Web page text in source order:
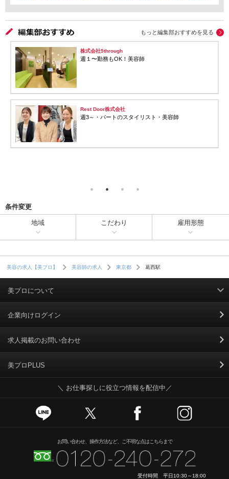
か？
もっと編集部おすすめを見る
株式会社5through
週１〜勤務もOK！美容師
Rest Door株式会社
週3～・パートのスタイリスト・美容師
条件変更
地域 こだわり 雇用形態
美容の求人【美プロ】 美容師の求人 東京都 葛西駅
美プロについて
利用規約
掲載規約
個人情報保護ポリシー
個人情報のお取り扱いについて
Cookieポリシー
企業向けログイン
求人掲載のお問い合わせ
美プロPLUS
＼ お仕事探しに役立つ情報を配信中／
お問い合わせ、操作方法など、ご不明な点はこちらまで
受付時間 平日10:30～18:00